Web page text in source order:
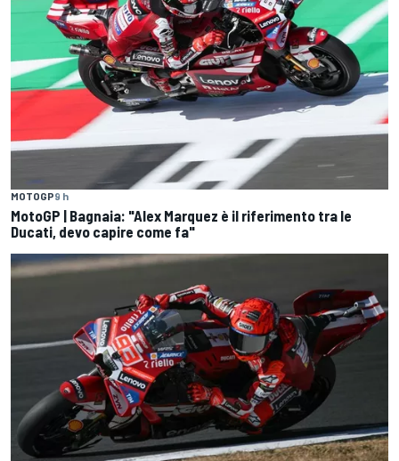
MOTOGP9 h
MotoGP | Bagnaia: "Alex Marquez è il riferimento tra le
Ducati, devo capire come fa"